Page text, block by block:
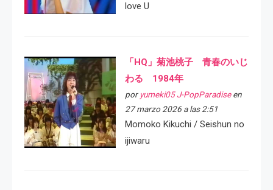
love U
「HQ」菊池桃子 青春のいじ
わる 1984年
por yumeki05 J-PopParadiseen
27 marzo 2026 a las 2:51
Momoko Kikuchi / Seishun no
ijiwaru